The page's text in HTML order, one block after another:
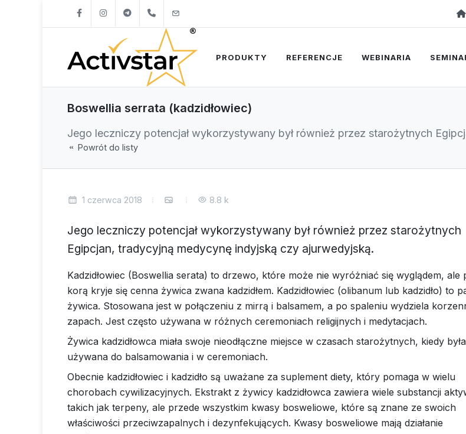
+421904262747
PRODUKTY REFERENCJE WEBINARIA
Boswellia serrata (kadzidłowiec)
Jego leczniczy potencjał wykorzystywany był również przez starożytnych
Powrót do listy
1 czerwca 2018 8.8 k
Jego leczniczy potencjał wykorzystywany był również przez starożytnych
Egipcjan, tradycyjną medycynę indyjską czy ajurwedyjską.
Kadzidłowiec (Boswellia serata) to drzewo, które może nie wyróżniać się wyglądem, ale
korą kryje się cenna żywica zwana kadzidłem. Kadzidłowiec (olibanum lub kadzidło) to
żywica. Stosowana jest w połączeniu z mirrą i balsamem, a po spaleniu wydziela
zapach. Jest często używana w różnych ceremoniach religijnych i medytacjach.
Żywica kadzidłowca miała swoje nieodłączne miejsce w czasach starożytnych, kiedy była
używana do balsamowania i w ceremoniach.
Obecnie kadzidłowiec i kadzidło są uważane za suplement diety, który pomaga w wielu
chorobach cywilizacyjnych. Ekstrakt z żywicy kadzidłowca zawiera wiele substancji
takich jak terpeny, ale przede wszystkim kwasy bosweliowe, które są znane ze swoich
właściwości przeciwzapalnych i dezynfekujących. Kwasy bosweliowe mają działanie